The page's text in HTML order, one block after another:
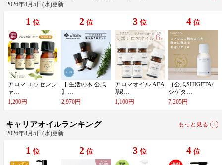
2026年8月5日(水)更新
1 位
ア​ロ​マ​ ​エ​ッ​セ​ン​シ​
ャ​…
1,200円
2 位
【​ ​生​活​の​木​ ​公​式​ ​
】​…
2,970円
3 位
ア​ロ​マ​オ​イ​ル​ ​A​E​A​
J​認​…
1,100円
4 位
［​公​式​S​H​I​G​E​T​A​/​
シ​ゲ​タ​…
7,205円
キャリアオイルランキング
もっと見る
2026年8月5日(水)更新
1 位 2 位 3 位 4 位